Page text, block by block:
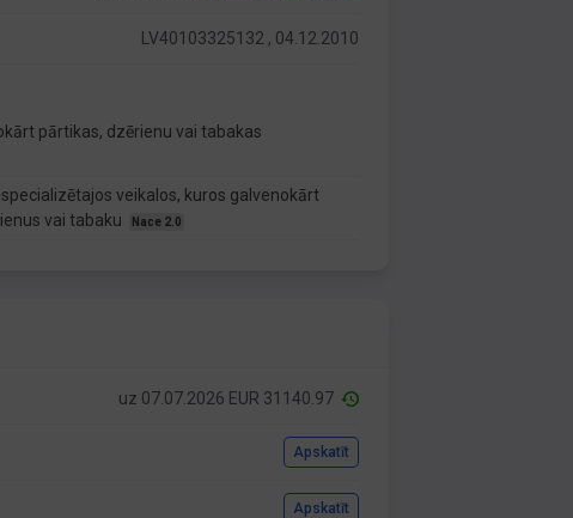
LV40103325132 , 04.12.2010
pārtikas, dzērienu vai tabakas
veikalos, kuros galvenokārt
vai tabaku
Nace 2.0
uz 07.07.2026 EUR 31140.97
Apskatīt
Apskatīt